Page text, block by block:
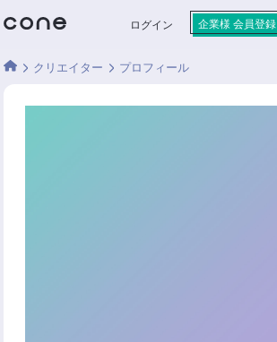
ログイン 企業様 会員登録
クリエイター プロフィール